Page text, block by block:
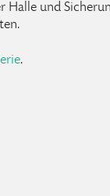
Halle und
.